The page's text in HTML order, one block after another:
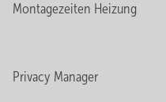
Montagezeiten Heizung
Privacy Manager